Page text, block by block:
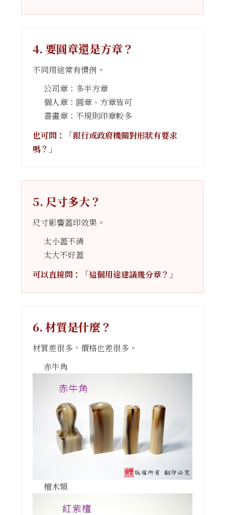
4. 要圓章還是方章？
不同用途常有慣例。
公司章：多半方章
個人章：圓章、方章皆可
書畫章：不規則印章較多
也可問：「銀行或政府機關對形狀有要求
嗎？」
5. 尺寸多大？
尺寸影響蓋印效果。
太小蓋不清
太大不好蓋
可以直接問：「這個用途建議幾分章？」
6. 材質是什麼？
材質差很多，價格也差很多。
赤牛角
檀木類